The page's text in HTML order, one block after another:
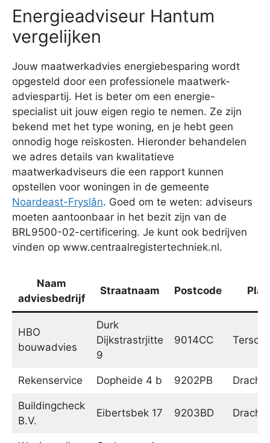
Energieadviseur Hantum
vergelijken
Jouw maatwerkadvies energiebesparing wordt
opgesteld door een professionele maatwerk-
adviespartij. Het is beter om een energie-
specialist uit jouw eigen regio te nemen. Ze zijn
bekend met het type woning, en je hebt geen
onnodig hoge reiskosten. Hieronder behandelen
we adres details van kwalitatieve
maatwerkadviseurs die een rapport kunnen
opstellen voor woningen in de gemeente
Noardeast-Fryslân. Goed om te weten: adviseurs
moeten aantoonbaar in het bezit zijn van de
BRL9500-02-certificering. Je kunt ook bedrijven
vinden op www.centraalregistertechniek.nl.
Naam
adviesbedrijf
Straatnaam Postcode
HBO
bouwadvies
Durk
Dijkstrastrjitte
9
9014CC Tersoal
Rekenservice Dopheide 4 b 9202PB
Buildingcheck
B.V.
Eibertsbek 17 9203BD